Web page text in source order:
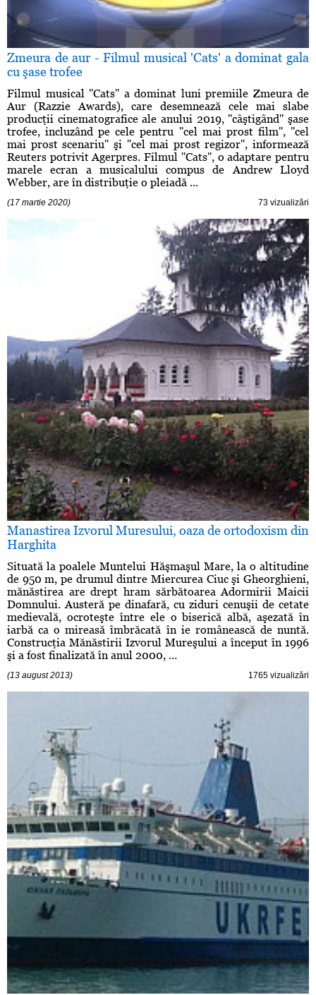
Zmeura de aur - Filmul musical 'Cats' a dominat gala
cu şase trofee
Filmul musical ''Cats'' a dominat luni premiile Zmeura de
Aur (Razzie Awards), care desemnează cele mai slabe
producţii cinematografice ale anului 2019, ''câştigând'' şase
trofee, incluzând pe cele pentru ''cel mai prost film'', ''cel
mai prost scenariu'' şi ''cel mai prost regizor'', informează
Reuters potrivit Agerpres. Filmul ''Cats'', o adaptare pentru
marele ecran a musicalului compus de Andrew Lloyd
Webber, are în distribuţie o pleiadă ...
(17 martie 2020) 73 vizualizări
Manastirea Izvorul Muresului, oaza de ortodoxism din
Harghita
Situată la poalele Muntelui Hăşmaşul Mare, la o altitudine
de 950 m, pe drumul dintre Miercurea Ciuc şi Gheorghieni,
mănăstirea are drept hram sărbătoarea Adormirii Maicii
Domnului. Austeră pe dinafară, cu ziduri cenuşii de cetate
medievală, ocroteşte între ele o biserică albă, aşezată în
iarbă ca o mireasă îmbrăcată în ie românească de nuntă.
Construcţia Mănăstirii Izvorul Mureşului a început în 1996
şi a fost finalizată în anul 2000, ...
(13 august 2013) 1765 vizualizări